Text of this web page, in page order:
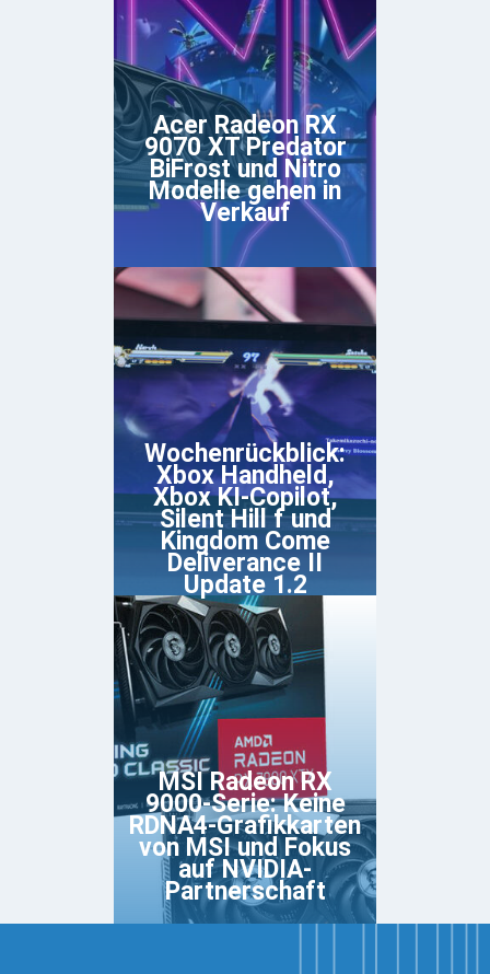
Acer Radeon RX
9070 XT Predator
BiFrost und Nitro
Modelle gehen in
Verkauf
Wochenrückblick:
Xbox Handheld,
Xbox KI-Copilot,
Silent Hill f und
Kingdom Come
Deliverance II
Update 1.2
MSI Radeon RX
9000-Serie: Keine
RDNA4-Grafikkarten
von MSI und Fokus
auf NVIDIA-
Partnerschaft